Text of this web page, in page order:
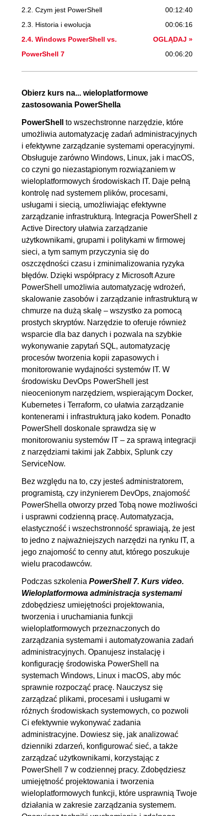
2.2. Czym jest PowerShell
00:12:40
2.3. Historia i ewolucja
00:06:16
2.4. Windows PowerShell vs.
PowerShell 7
OGLĄDAJ »
00:06:20
3. Instalacja i konfiguracja
3.1. System Windows 11
3.2. Linux Ubuntu
00:07:15
3.3. macOS Sonoma
00:04:31
3.4. Visual Studio Code
00:17:56
3.5. SSH (Secure Shell)
4. Nowe funkcje i możliwości 00:38:56
4.1. Tryb zgodności
4.2. Operatory łańcucha potoku
00:09:49
4.3. Inne Nowe operatory
4.4. Przetwarzanie równoległe
00:06:30
4.5. Wersjonowanie i wsparcie
00:03:44
5. Praca w środowisku
wieloplatformowym
01:33:42
5.1. System plików
00:25:04
5.2. Procesy i serwisy
00:19:54
5.3. Dziennik zdarzeń
5.4. Konfiguracja sieci
5.5. Użytkownicy
00:16:45
6. Funkcje wieloplatformowe 00:34:26
6.1. Wprowadzenie
00:05:05
6.2. Dobre praktyki
00:07:35
6.3. Pobieranie informacji o
systemie
00:07:44
6.4. Techniki wywoływania
funkcji
7. Bezpieczeństwo 00:37:16
7.1. Czy PowerShell jest
bezpieczny?
00:12:22
7.2. Polityki wykonywania
skryptów
OGLĄDAJ »
7.4. Zakończenie kursu
00:01:45
Obierz kurs na... wieloplatformowe
zastosowania PowerShella
PowerShell to wszechstronne narzędzie, które
umożliwia automatyzację zadań administracyjnych
i efektywne zarządzanie systemami operacyjnymi.
Obsługuje zarówno Windows, Linux, jak i macOS,
co czyni go niezastąpionym rozwiązaniem w
wieloplatformowych środowiskach IT. Daje pełną
kontrolę nad systemem plików, procesami,
usługami i siecią, umożliwiając efektywne
zarządzanie infrastrukturą. Integracja PowerShell z
Active Directory ułatwia zarządzanie
użytkownikami, grupami i politykami w firmowej
sieci, a tym samym przyczynia się do
oszczędności czasu i zminimalizowania ryzyka
błędów. Dzięki współpracy z Microsoft Azure
PowerShell umożliwia automatyzację wdrożeń,
skalowanie zasobów i zarządzanie infrastrukturą w
chmurze na dużą skalę – wszystko za pomocą
prostych skryptów. Narzędzie to oferuje również
wsparcie dla baz danych i pozwala na szybkie
wykonywanie zapytań SQL, automatyzację
procesów tworzenia kopii zapasowych i
monitorowanie wydajności systemów IT. W
środowisku DevOps PowerShell jest
nieocenionym narzędziem, wspierającym Docker,
Kubernetes i Terraform, co ułatwia zarządzanie
kontenerami i infrastrukturą jako kodem. Ponadto
PowerShell doskonale sprawdza się w
monitorowaniu systemów IT – za sprawą integracji
z narzędziami takimi jak Zabbix, Splunk czy
ServiceNow.
Bez względu na to, czy jesteś administratorem,
programistą, czy inżynierem DevOps, znajomość
PowerShella otworzy przed Tobą nowe możliwości
i usprawni codzienną pracę. Automatyzacja,
elastyczność i wszechstronność sprawiają, że jest
to jedno z najważniejszych narzędzi na rynku IT, a
jego znajomość to cenny atut, którego poszukuje
wielu pracodawców.
Podczas szkolenia PowerShell 7. Kurs video.
Wieloplatformowa administracja systemami
zdobędziesz umiejętności projektowania,
tworzenia i uruchamiania funkcji
wieloplatformowych przeznaczonych do
zarządzania systemami i automatyzowania zadań
administracyjnych. Opanujesz instalację i
konfigurację środowiska PowerShell na
systemach Windows, Linux i macOS, aby móc
sprawnie rozpocząć pracę. Nauczysz się
zarządzać plikami, procesami i usługami w
różnych środowiskach systemowych, co pozwoli
Ci efektywnie wykonywać zadania
administracyjne. Dowiesz się, jak analizować
dzienniki zdarzeń, konfigurować sieć, a także
zarządzać użytkownikami, korzystając z
PowerShell 7 w codziennej pracy. Zdobędziesz
umiejętność projektowania i tworzenia
wieloplatformowych funkcji, które usprawnią Twoje
działania w zakresie zarządzania systemem.